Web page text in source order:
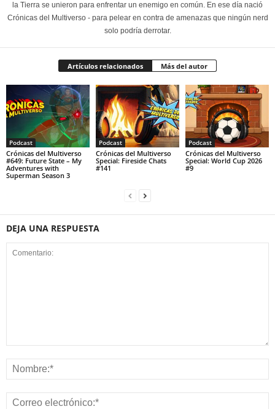
la Tierra se unieron para enfrentar un enemigo en común. En ese día nació
Crónicas del Multiverso - para pelear en contra de amenazas que ningún nerd
solo podría derrotar.
Artículos relacionados Más del autor
Podcast
Crónicas del Multiverso
#649: Future State – My
Adventures with
Superman Season 3
Podcast
Crónicas del Multiverso
Special: Fireside Chats
#141
Podcast
Crónicas del Multiverso
Special: World Cup 2026
#9
DEJA UNA RESPUESTA